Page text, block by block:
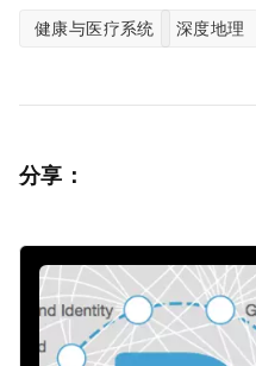
健康与医疗系统 深度地理
分享：